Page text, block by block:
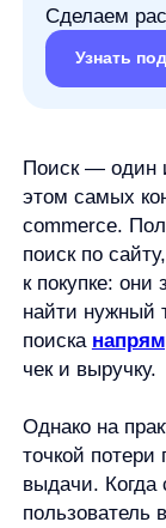
Поиск — один из
этом самых
commerce.
поисканапрямую
чек и выручку.
Однако на
выдачи. Когда
пользователь
поиска, а как
разочарование,
выдачи
не справляется
позволяет